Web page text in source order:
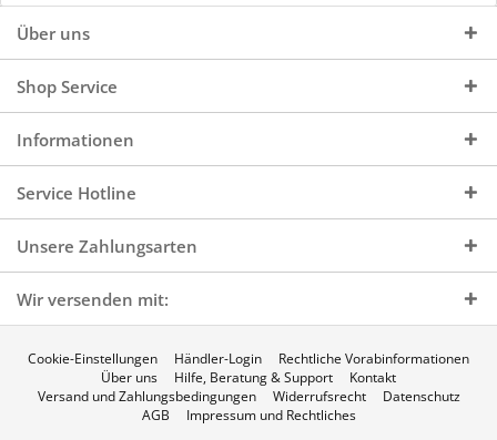
Über uns
Shop Service
Informationen
Service Hotline
Unsere Zahlungsarten
Wir versenden mit:
Cookie-Einstellungen Händler-Login
Rechtliche Vorabinformationen
Über uns
Hilfe, Beratung & Support
Kontakt
Versand und Zahlungsbedingungen
Widerrufsrecht
Datenschutz
AGB
Impressum und Rechtliches